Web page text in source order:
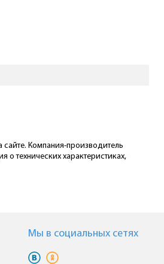
сайте. Компания-производитель
технических характеристиках,
Мы в cоциальных сетях